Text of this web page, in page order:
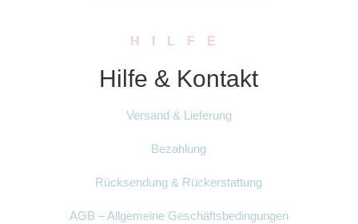
HILFE
Hilfe & Kontakt
Versand & Lieferung
Bezahlung
Rücksendung & Rückerstattung
AGB – Allgemeine Geschäftsbedingungen